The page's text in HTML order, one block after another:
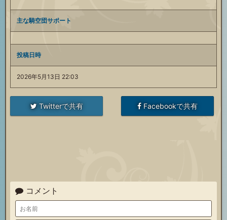
主な騎空団サポート
投稿日時
2026年5月13日 22:03
Twitterで共有 Facebookで共有
コメント